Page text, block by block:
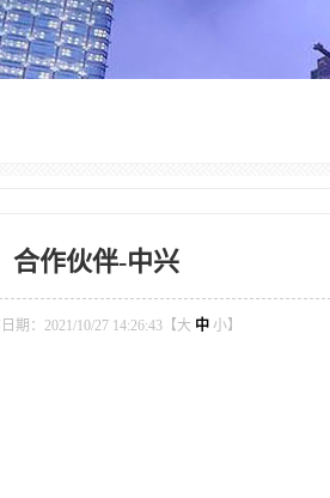
合作伙伴-中兴
期：2021/10/27 14:26:43【大 中 小】